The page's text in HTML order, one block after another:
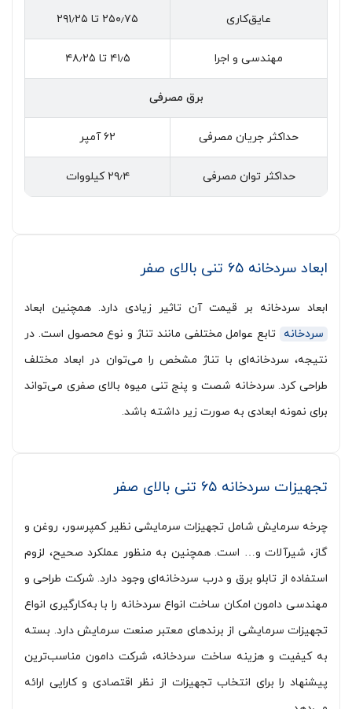
عایق‌کاری ۲۵۰٫۷۵ تا ۲۹۱٫۲۵
مهندسی و اجرا ۴۱٫۵ تا ۴۸٫۲۵
برق مصرفی
حداکثر جریان مصرفی ۶۲ آمپر
حداکثر توان مصرفی ۲۹٫۴ کیلووات
ابعاد سردخانه ۶۵ تنی بالای صفر
ابعاد سردخانه بر قیمت آن تاثیر زیادی دارد. همچنین ابعاد
سردخانه تابع عوامل مختلفی مانند تناژ و نوع محصول است. در
نتیجه، سردخانه‌ای با تناژ مشخص را می‌توان در ابعاد مختلف
طراحی کرد. سردخانه شصت و پنج تنی میوه بالای صفری می‌تواند
برای نمونه ابعادی به صورت زیر داشته باشد.
تجهیزات سردخانه ۶۵ تنی بالای صفر
چرخه سرمایش شامل تجهیزات سرمایشی نظیر کمپرسور، روغن و
گاز، شیرآلات و… است. همچنین به منظور عملکرد صحیح، لزوم
استفاده از تابلو برق و درب سردخانه‌ای وجود دارد. شرکت طراحی و
مهندسی دامون امکان ساخت انواع سردخانه را با به‌کارگیری انواع
تجهیزات سرمایشی از برندهای معتبر صنعت سرمایش دارد. بسته
به کیفیت و هزینه ساخت سردخانه، شرکت دامون مناسب‌ترین
پیشنهاد را برای انتخاب تجهیزات از نظر اقتصادی و کارایی ارائه